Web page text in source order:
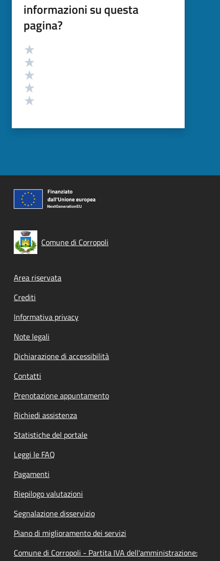
informazioni su questa
pagina?
Valutazione
Comune di Corropoli
Footer menu
Area riservata
Crediti
Informativa privacy
Note legali
Dichiarazione di accessibilità
Contatti
Prenotazione appuntamento
Richiedi assistenza
Statistiche del portale
Leggi le FAQ
Pagamenti
Riepilogo valutazioni
Segnalazione disservizio
Piano di miglioramento dei servizi
Comune di Corropoli - Partita IVA dell'amministrazione: